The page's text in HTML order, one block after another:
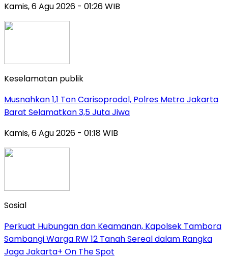
Kamis, 6 Agu 2026 - 01:26 WIB
Keselamatan publik
Musnahkan 1,1 Ton Carisoprodol, Polres Metro Jakarta
Barat Selamatkan 3,5 Juta Jiwa
Kamis, 6 Agu 2026 - 01:18 WIB
Sosial
Perkuat Hubungan dan Keamanan, Kapolsek Tambora
Sambangi Warga RW 12 Tanah Sereal dalam Rangka
Jaga Jakarta+ On The Spot